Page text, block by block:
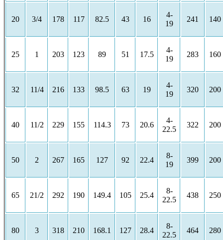
20 3/4 178 117 82.5 43 16
4-
19
241 140
25 1 203 123 89 51 17.5
4-
19
283 160
32 11/4 216 133 98.5 63 19
4-
19
320 200
40 11/2 229 155 114.3 73 20.6
4-
22.5
322 200
50 2 267 165 127 92 22.4
8-
19
399 200
65 21/2 292 190 149.4 105 25.4
8-
22.5
438 250
80 3 318 210 168.1 127 28.4
8-
22.5
464 280